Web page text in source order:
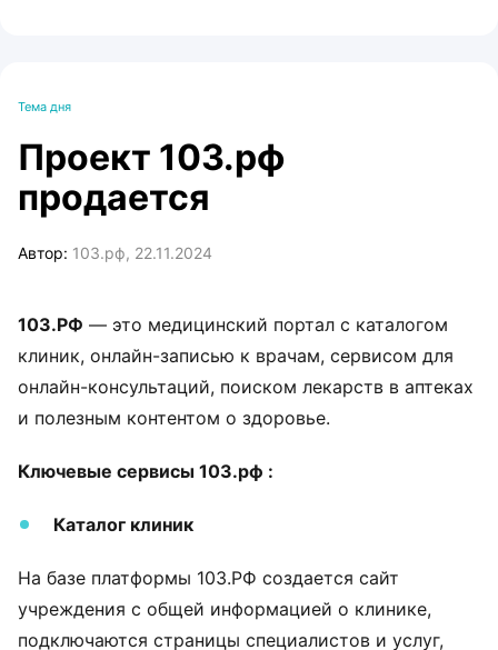
Тема дня
Проект 103.рф
продается
Автор: 103.рф, 22.11.2024
103.РФ — это медицинский портал с каталогом
клиник, онлайн-записью к врачам, сервисом для
онлайн-консультаций, поиском лекарств в аптеках
и полезным контентом о здоровье.
Ключевые сервисы 103.рф :
Каталог клиник
На базе платформы 103.РФ создается сайт
учреждения с общей информацией о клинике,
подключаются страницы специалистов и услуг,